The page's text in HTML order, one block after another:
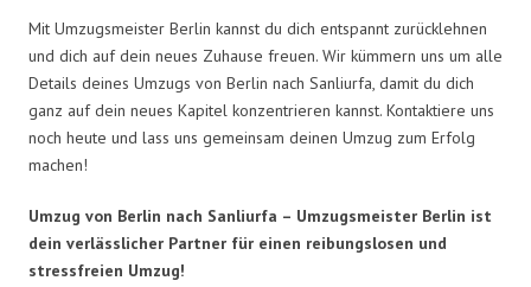
Mit Umzugsmeister Berlin kannst du dich entspannt zurücklehnen
und dich auf dein neues Zuhause freuen. Wir kümmern uns um alle
Details deines Umzugs von Berlin nach Sanliurfa, damit du dich
ganz auf dein neues Kapitel konzentrieren kannst. Kontaktiere uns
noch heute und lass uns gemeinsam deinen Umzug zum Erfolg
machen!
Umzug von Berlin nach Sanliurfa – Umzugsmeister Berlin ist
dein verlässlicher Partner für einen reibungslosen und
stressfreien Umzug!